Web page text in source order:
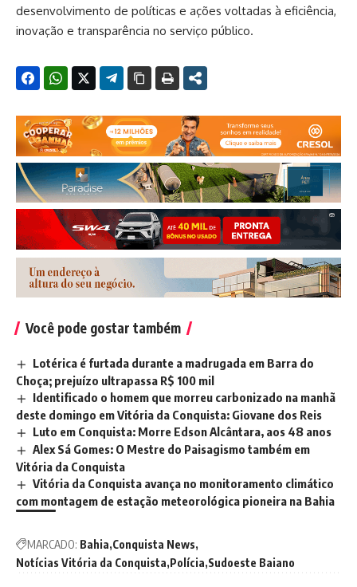
desenvolvimento de políticas e ações voltadas à eficiência,
inovação e transparência no serviço público.
Você pode gostar também
Lotérica é furtada durante a madrugada em Barra do
Choça; prejuízo ultrapassa R$ 100 mil
Identificado o homem que morreu carbonizado na manhã
deste domingo em Vitória da Conquista: Giovane dos Reis
Luto em Conquista: Morre Edson Alcântara, aos 48 anos
Alex Sá Gomes: O Mestre do Paisagismo também em
Vitória da Conquista
Vitória da Conquista avança no monitoramento climático
com montagem de estação meteorológica pioneira na Bahia
MARCADO: Bahia Conquista News
Notícias Vitória da Conquista Polícia Sudoeste Baiano